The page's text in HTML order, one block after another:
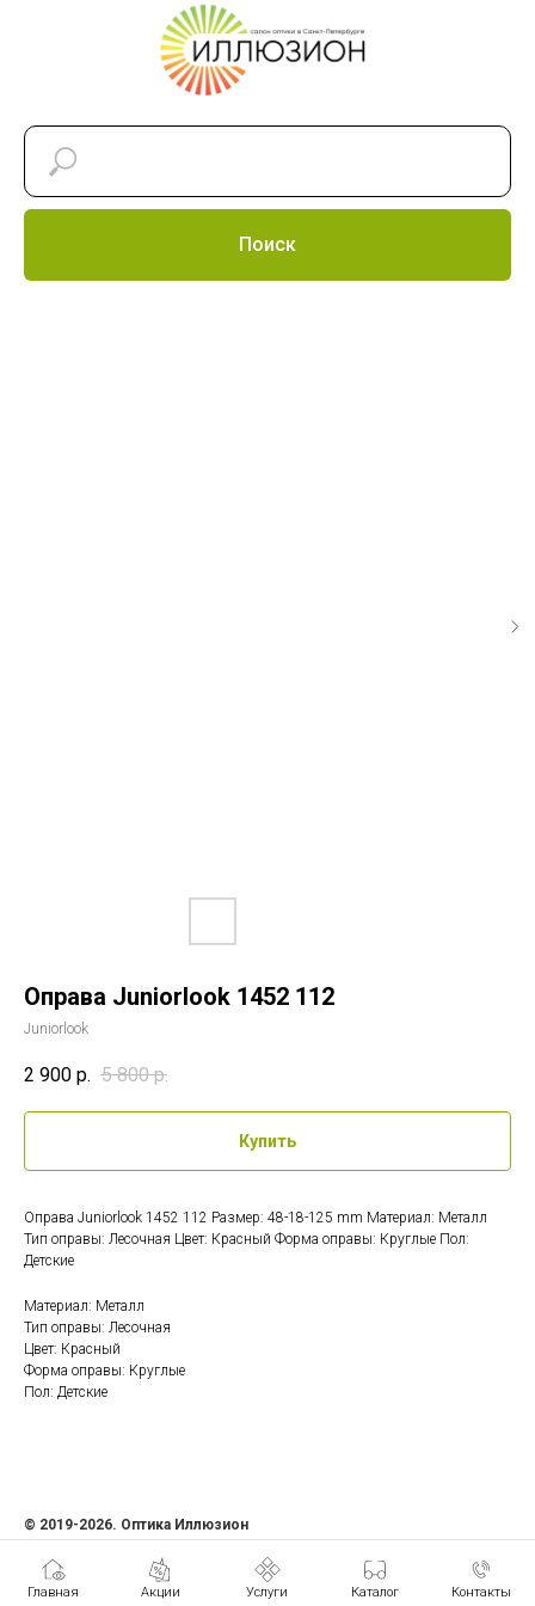
Поиск
Главная Акции Услуги Каталог Контакты
Оправа Juniorlook 1452 112
Juniorlook
2 900 р. 5 800 р.
Купить
Оправа Juniorlook 1452 112 Размер: 48-18-125 mm Материал: Металл
Тип оправы: Лесочная Цвет: Красный Форма оправы: Круглые Пол:
Детские
Материал: Металл
Тип оправы: Лесочная
Цвет: Красный
Форма оправы: Круглые
Пол: Детские
© 2019-2026. Оптика Иллюзион
ИНН 471207408481